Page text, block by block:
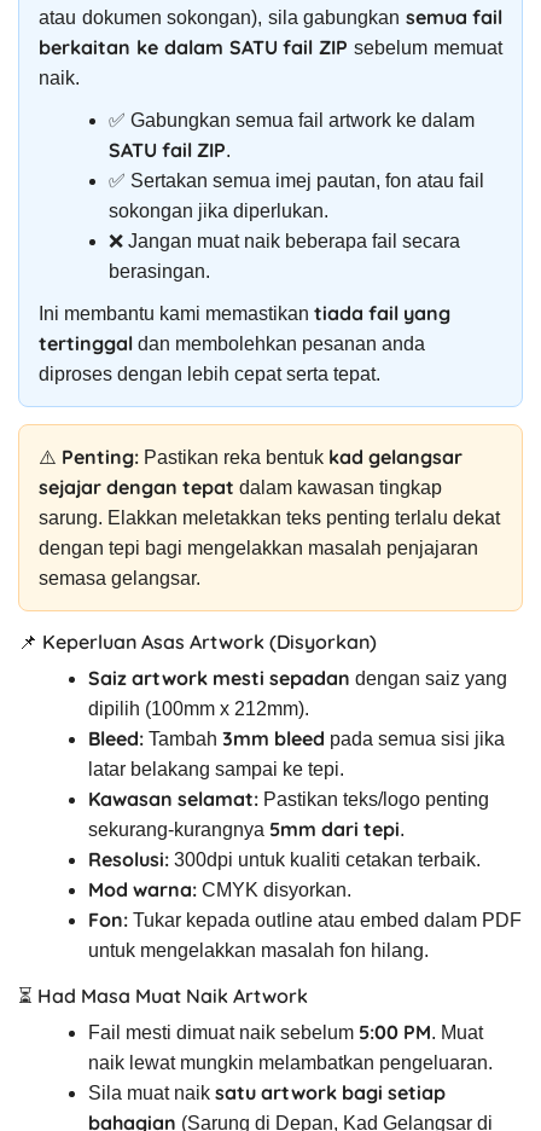
atau dokumen sokongan), sila gabungkan semua fail
berkaitan ke dalam SATU fail ZIP sebelum memuat
naik.
✅ Gabungkan semua fail artwork ke dalam
SATU fail ZIP.
✅ Sertakan semua imej pautan, fon atau fail
sokongan jika diperlukan.
❌ Jangan muat naik beberapa fail secara
berasingan.
Ini membantu kami memastikan tiada fail yang
tertinggal dan membolehkan pesanan anda
diproses dengan lebih cepat serta tepat.
⚠️ Penting: Pastikan reka bentuk kad gelangsar
sejajar dengan tepat dalam kawasan tingkap
sarung. Elakkan meletakkan teks penting terlalu dekat
dengan tepi bagi mengelakkan masalah penjajaran
semasa gelangsar.
📌 Keperluan Asas Artwork (Disyorkan)
Saiz artwork mesti sepadan dengan saiz yang
dipilih (100mm x 212mm).
Bleed: Tambah 3mm bleed pada semua sisi jika
latar belakang sampai ke tepi.
Kawasan selamat: Pastikan teks/logo penting
sekurang-kurangnya 5mm dari tepi.
Resolusi: 300dpi untuk kualiti cetakan terbaik.
Mod warna: CMYK disyorkan.
Fon: Tukar kepada outline atau embed dalam PDF
untuk mengelakkan masalah fon hilang.
⏳ Had Masa Muat Naik Artwork
Fail mesti dimuat naik sebelum 5:00 PM. Muat
naik lewat mungkin melambatkan pengeluaran.
Sila muat naik satu artwork bagi setiap
bahagian (Sarung di Depan, Kad Gelangsar di